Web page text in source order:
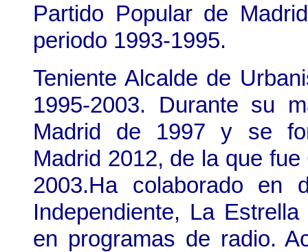
Partido Popular de
periodo 1993-1995.
Teniente Alcalde de
1995-2003. Durante su
Madrid de 1997 y se
Madrid 2012, de la que
2003.Ha colaborado en
Independiente, La
en programas de radio.